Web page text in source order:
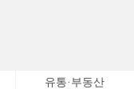
유통·부동산